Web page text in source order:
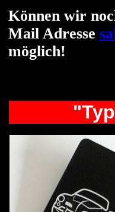
Können wir
Mail Adresse
möglich!